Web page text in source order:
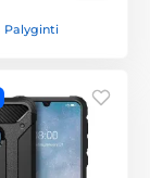
Palyginti